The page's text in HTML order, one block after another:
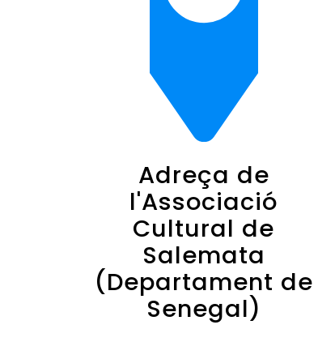
Adreça de
l'Associació
Cultural de
Salemata
(Departament de
Senegal)